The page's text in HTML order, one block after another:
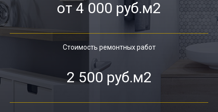
от 4 000 руб.м2
Стоимость ремонтных работ
2 500 руб.м2